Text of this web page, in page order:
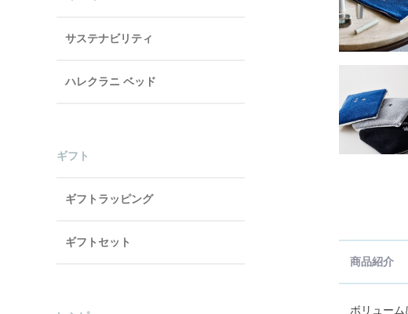
商品紹介
ボリュー
サステナビリティ
ハレクラニ ベッド
ギフト
ギフトラッピング
ギフトセット